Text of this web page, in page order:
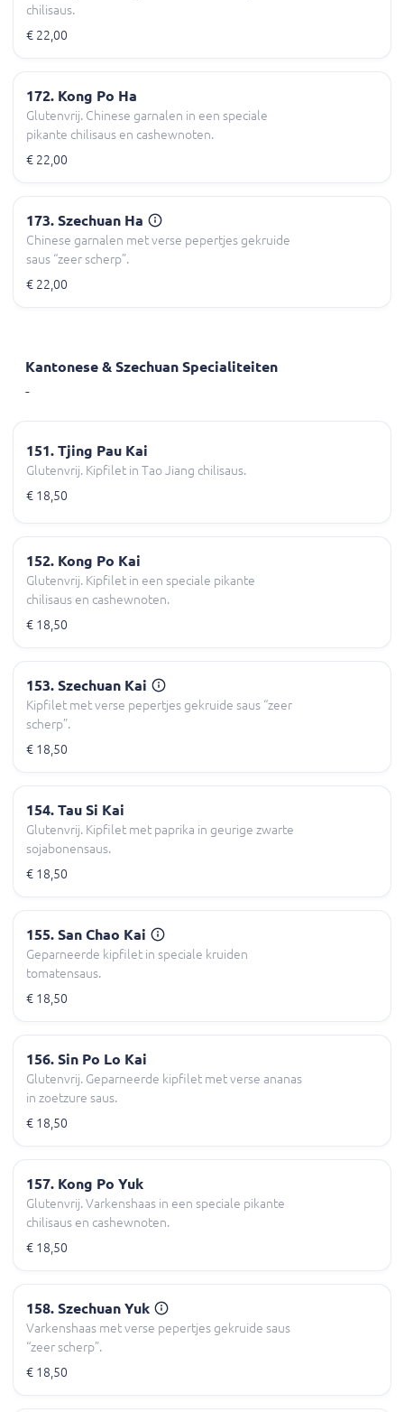
chilisaus.
€ 22,00
172. Kong Po Ha
Glutenvrij. Chinese garnalen in een speciale
pikante chilisaus en cashewnoten.
€ 22,00
173. Szechuan Ha
Chinese garnalen met verse pepertjes gekruide
saus “zeer scherp”.
€ 22,00
Kantonese & Szechuan Specialiteiten
-
151. Tjing Pau Kai
Glutenvrij. Kipfilet in Tao Jiang chilisaus.
€ 18,50
152. Kong Po Kai
Glutenvrij. Kipfilet in een speciale pikante
chilisaus en cashewnoten.
€ 18,50
153. Szechuan Kai
Kipfilet met verse pepertjes gekruide saus “zeer
scherp”.
€ 18,50
154. Tau Si Kai
Glutenvrij. Kipfilet met paprika in geurige zwarte
sojabonensaus.
€ 18,50
155. San Chao Kai
Geparneerde kipfilet in speciale kruiden
tomatensaus.
€ 18,50
156. Sin Po Lo Kai
Glutenvrij. Geparneerde kipfilet met verse ananas
in zoetzure saus.
€ 18,50
157. Kong Po Yuk
Glutenvrij. Varkenshaas in een speciale pikante
chilisaus en cashewnoten.
€ 18,50
158. Szechuan Yuk
Varkenshaas met verse pepertjes gekruide saus
“zeer scherp”.
€ 18,50